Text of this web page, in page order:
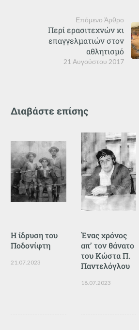
Επόμενο Άρθρο
21 Αυγούστου 2017
Περί ερασιτεχνών κι
επαγγελματιών στον
αθλητισμό
Διαβάστε επίσης
Η ίδρυση του
Ποδονίφτη
21.07.2023
Ένας χρόνος
απ’ τον θάνατο
του Κώστα Π.
Παντελόγλου
18.07.2023